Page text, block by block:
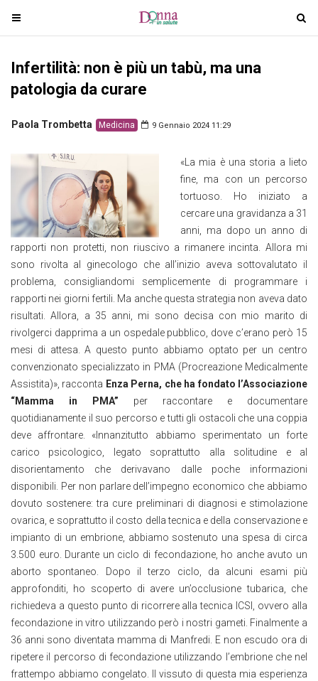
T
o
g
l
n
t
i
T
o
Infertilità: non è più un tabù, ma una
patologia da curare
Paola Trombetta Medicina 9 Gennaio 2024 11:29
«La mia è una storia a lieto
fine, ma con un percorso
tortuoso. Ho iniziato a
cercare una gravidanza a 31
anni, ma dopo un anno di
rapporti non protetti, non riuscivo a rimanere incinta. Allora mi
sono rivolta al ginecologo che all’inizio aveva sottovalutato il
problema, consigliandomi semplicemente di programmare i
rapporti nei giorni fertili. Ma anche questa strategia non aveva dato
risultati. Allora, a 35 anni, mi sono decisa con mio marito di
rivolgerci dapprima a un ospedale pubblico, dove c’erano però 15
mesi di attesa. A questo punto abbiamo optato per un centro
convenzionato specializzato in PMA (Procreazione Medicalmente
Assistita)», racconta Enza Perna, che ha fondato l’Associazione
“Mamma in PMA” per raccontare e documentare
quotidianamente il suo percorso e tutti gli ostacoli che una coppia
deve affrontare. «Innanzitutto abbiamo sperimentato un forte
carico psicologico, legato soprattutto alla solitudine e al
disorientamento che derivavano dalle poche informazioni
disponibili. Per non parlare dell’impegno economico che abbiamo
dovuto sostenere: tra cure preliminari di diagnosi e stimolazione
ovarica, e soprattutto il costo della tecnica e della conservazione e
impianto di un embrione, abbiamo sostenuto una spesa di circa
3.500 euro. Durante un ciclo di fecondazione, ho anche avuto un
aborto spontaneo. Dopo il terzo ciclo, da alcuni esami più
approfonditi, ho scoperto di avere un’occlusione tubarica, che
richiedeva a questo punto di ricorrere alla tecnica ICSI, ovvero alla
fecondazione in vitro utilizzando però i nostri gameti. Finalmente a
36 anni sono diventata mamma di Manfredi. E non escudo ora di
ripetere il percorso di fecondazione utilizzando l’embrione che nel
frattempo abbiamo congelato. Il vissuto di questa mia esperienza